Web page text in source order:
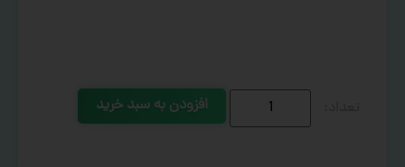
افزودن به سبد خرید